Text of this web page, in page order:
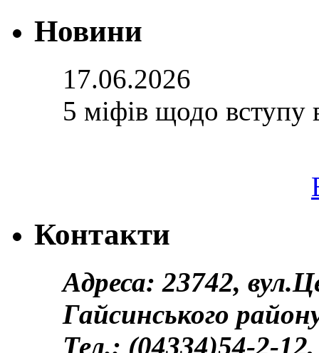
Новини
17.06.2026
5 міфів щодо вступу
Контакти
Адреса: 23742,
Гайсинського
Тел.: (04334)54-2-